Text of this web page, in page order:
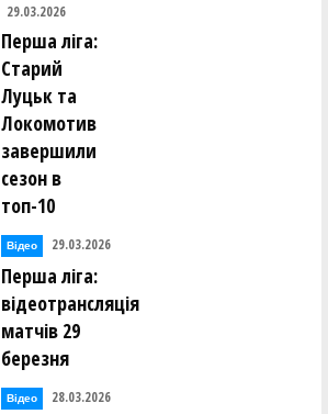
29.03.2026
Перша ліга:
Старий
Луцьк та
Локомотив
завершили
сезон в
топ-10
Відео 29.03.2026
Перша ліга:
відеотрансляція
матчів 29
березня
Відео 28.03.2026